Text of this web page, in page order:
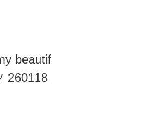
beautif
260118